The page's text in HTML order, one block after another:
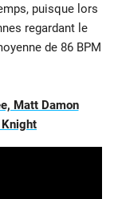
puisque lors
regardant le
de 86 BPM
Matt Damon